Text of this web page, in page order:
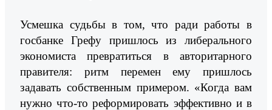
Усмешка судьбы в том, что ради работы в
госбанке Грефу пришлось из либерального
экономиста превратиться в авторитарного
правителя: ритм перемен ему пришлось
задавать собственным примером. «Когда вам
нужно что-то реформировать эффективно и в